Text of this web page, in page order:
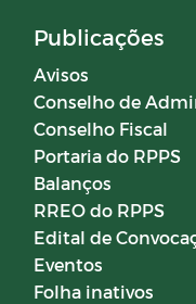
Publicações
Avisos
Conselho de
Conselho Fiscal
Portaria do RPPS
Balanços
RREO do RPPS
Edital de
Eventos
Folha inativos